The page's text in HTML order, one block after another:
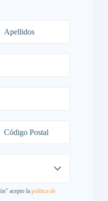
acepto lapolítica de